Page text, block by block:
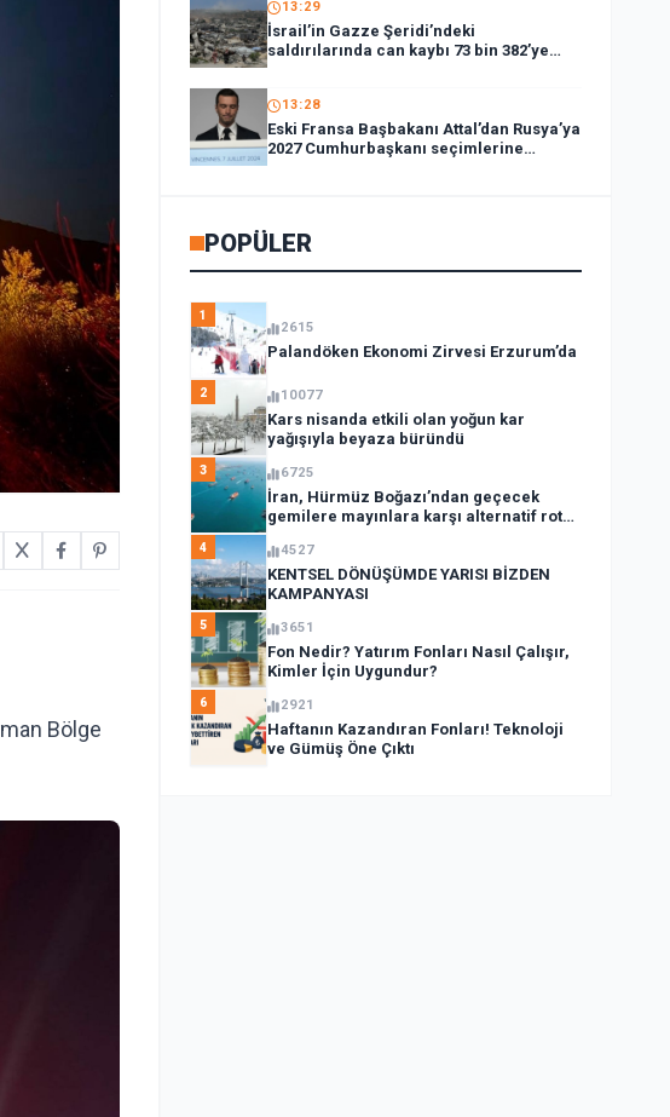
Bölge
13:29
İsrail’in Gazze Şeridi’ndeki
saldırılarında can kaybı 73 bin 382’ye
yükseldi
13:28
Eski Fransa Başbakanı Attal’dan Rusya’ya
2027 Cumhurbaşkanı seçimlerine
müdahale suçlaması:
POPÜLER
1
2615
Palandöken Ekonomi Zirvesi Erzurum’da
2 10077
Kars nisanda etkili olan yoğun kar
yağışıyla beyaza büründü
3 6725
İran, Hürmüz Boğazı’ndan geçecek
gemilere mayınlara karşı alternatif rota
4 4527
KENTSEL DÖNÜŞÜMDE YARISI BİZDEN
KAMPANYASI
5 3651
Fon Nedir? Yatırım Fonları Nasıl Çalışır,
Kimler İçin Uygundur?
6 2921
Haftanın Kazandıran Fonları! Teknoloji
ve Gümüş Öne Çıktı